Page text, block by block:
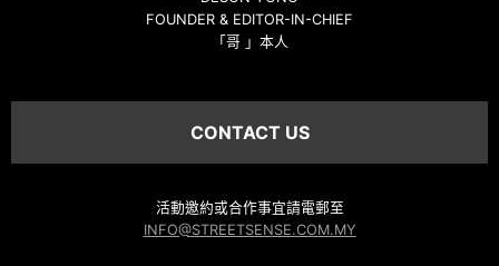
FOUNDER & EDITOR-IN-CHIEF
「哥 」本人
CONTACT US
活動邀約或合作事宜請電郵至
INFO@STREETSENSE.COM.MY